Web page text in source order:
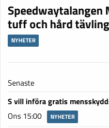
Speedwaytalangen
tuff och hård
NYHETER
Senaste
S vill införa gratis
Ons 15:00
NYHETER